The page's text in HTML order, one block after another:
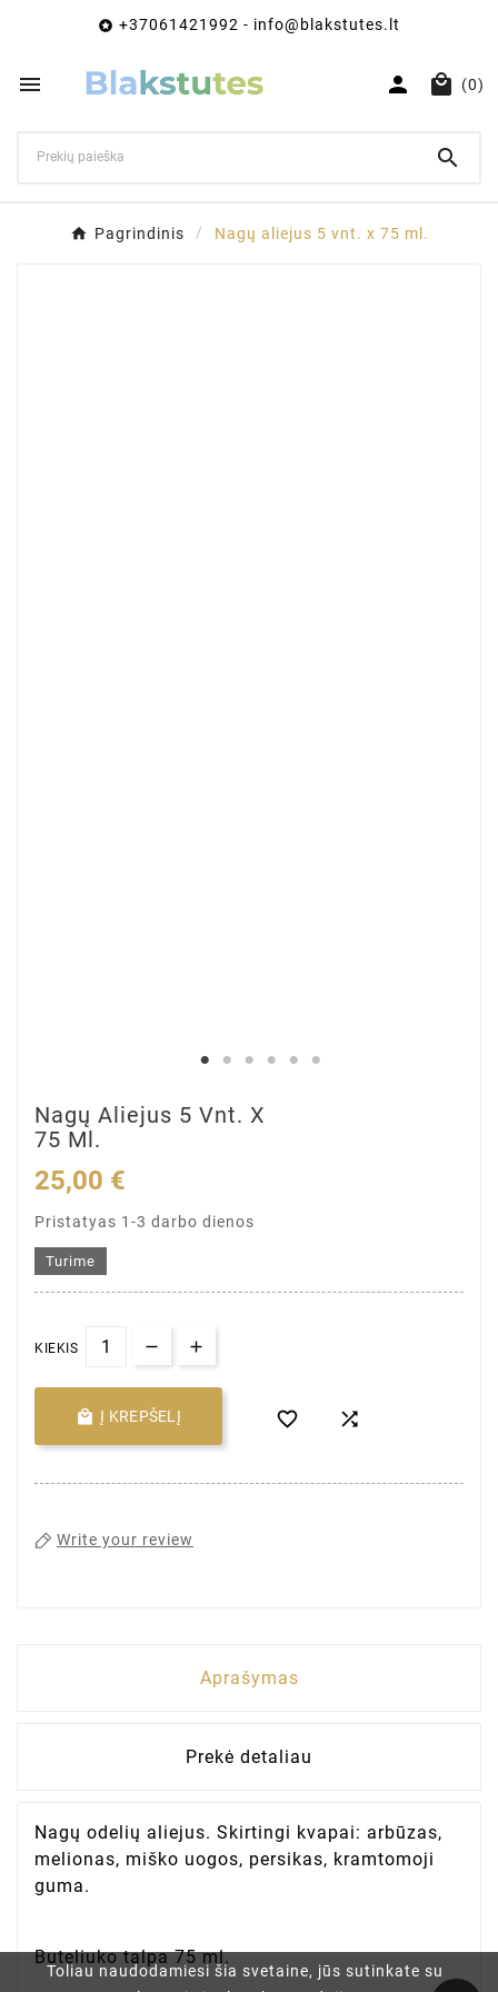
Toliau naudodamiesi šia svetaine, jūs sutinkate su
 +37061421992 - info@blakstutes.lt
   (0)

Pagrindinis Nagų aliejus 5 vnt. x 75 ml.
Nagų Aliejus 5 Vnt. X
75 Ml.
25,00 €
Pristatyas 1-3 darbo dienos
Turime
KIEKIS
 Į KREPŠELĮ  
Write your review
Aprašymas
Prekė detaliau
Nagų odelių aliejus. Skirtingi kvapai: arbūzas,
melionas, miško uogos, persikas, kramtomoji
guma.
Buteliuko talpa 75 ml.